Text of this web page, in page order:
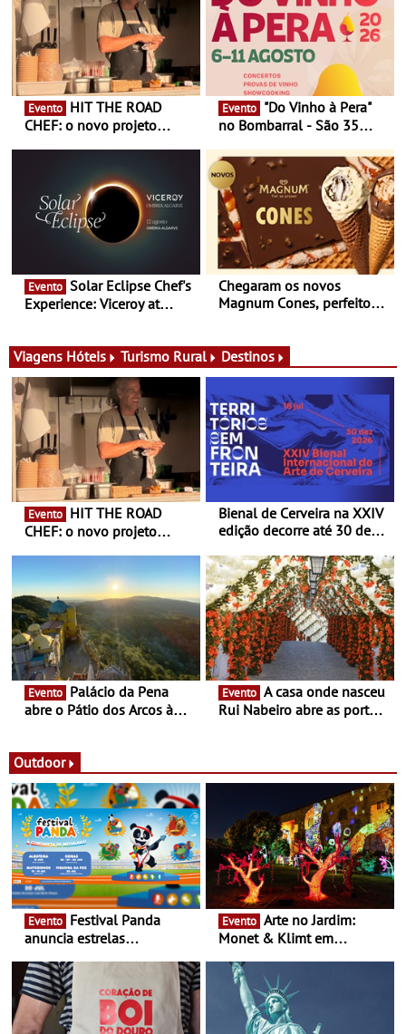
Evento
CHEF: o novo projeto
conceito gastronómico
itinerante que percorre
Portugal
Evento
no Bombarral - São 35
prova e seis dias de
experiências
Evento
Experience: Viceroy at
exclusiva
Chegaram os novos
Magnum Cones, perfeitos
Viagens Hóteis Turismo Rural Destinos
Evento
CHEF: o novo projeto
Queiroz Ribeiro - Um novo
conceito gastronómico
itinerante que percorre
Portugal
Bienal de Cerveira na XXIV
edição decorre até 30 de
enquanto “Territórios sem
Fronteira”
Evento
abre o Pátio dos Arcos à
Evento
Rui Nabeiro abre as portas
16 de agosto
Outdoor
Evento
anuncia estrelas
- Entre Junho e Julho pelo
país
Evento
Monet & Klimt em
ao final de Setembro -
Experiência luminosa no
jardim do Museu de
Alberto Sampaio